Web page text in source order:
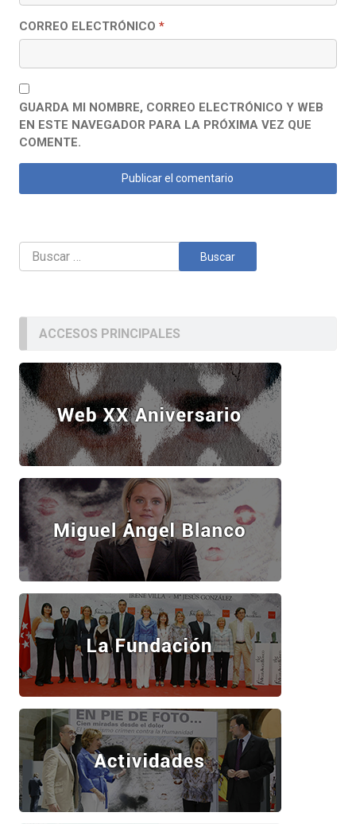
CORREO ELECTRÓNICO *
GUARDA MI NOMBRE, CORREO ELECTRÓNICO Y WEB
EN ESTE NAVEGADOR PARA LA PRÓXIMA VEZ QUE
COMENTE.
Buscar:
ACCESOS PRINCIPALES